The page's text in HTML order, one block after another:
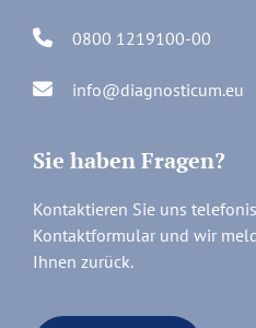
0800 1219100-00
info@diagnosticum.eu
Sie haben Fragen?
Kontaktieren Sie uns
Kontaktformular und wir
Ihnen zurück.